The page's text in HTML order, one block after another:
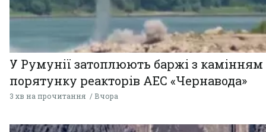
У Румунії затоплюють баржі з
порятунку реакторів АЕС «Чернавода»
3 хв на прочитання Вчора